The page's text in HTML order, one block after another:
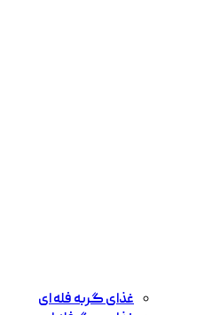
غذای گربه فله ای